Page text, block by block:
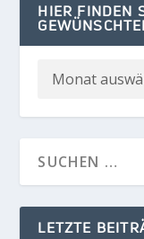
HIER FINDEN
LETZTE